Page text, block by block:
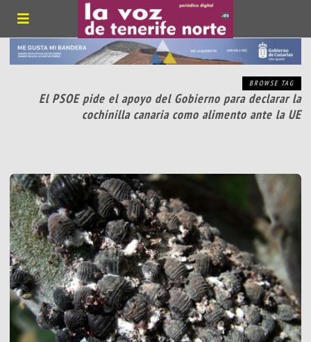
BROWSE TAG
El PSOE pide el apoyo del Gobierno para declarar la
cochinilla canaria como alimento ante la UE